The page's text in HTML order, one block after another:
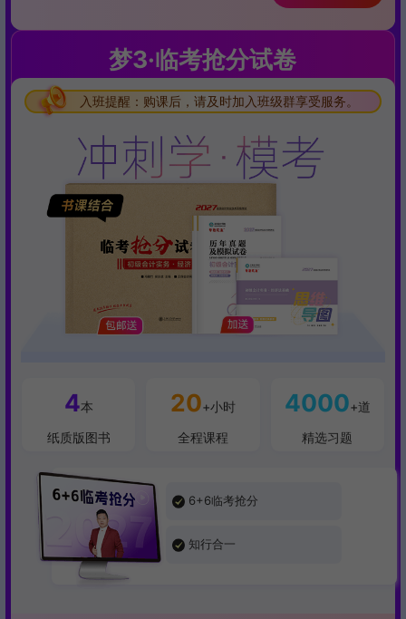
梦3·临考抢分试卷
入班提醒：购课后，请及时加入班级群享受服务。
入班提醒：购课后，请及时加入班级群享受服务。
4本
纸质版图书
20+小时
全程课程
4000+道
精选习题
6+6临考抢分
知行合一